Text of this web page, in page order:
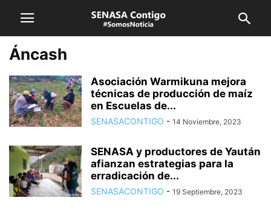
Áncash
Asociación Warmikuna mejora
técnicas de producción de maíz
en Escuelas de...
SENASACONTIGO - 14 Noviembre, 2023
SENASA y productores de Yaután
afianzan estrategias para la
erradicación de...
SENASACONTIGO - 19 Septiembre, 2023